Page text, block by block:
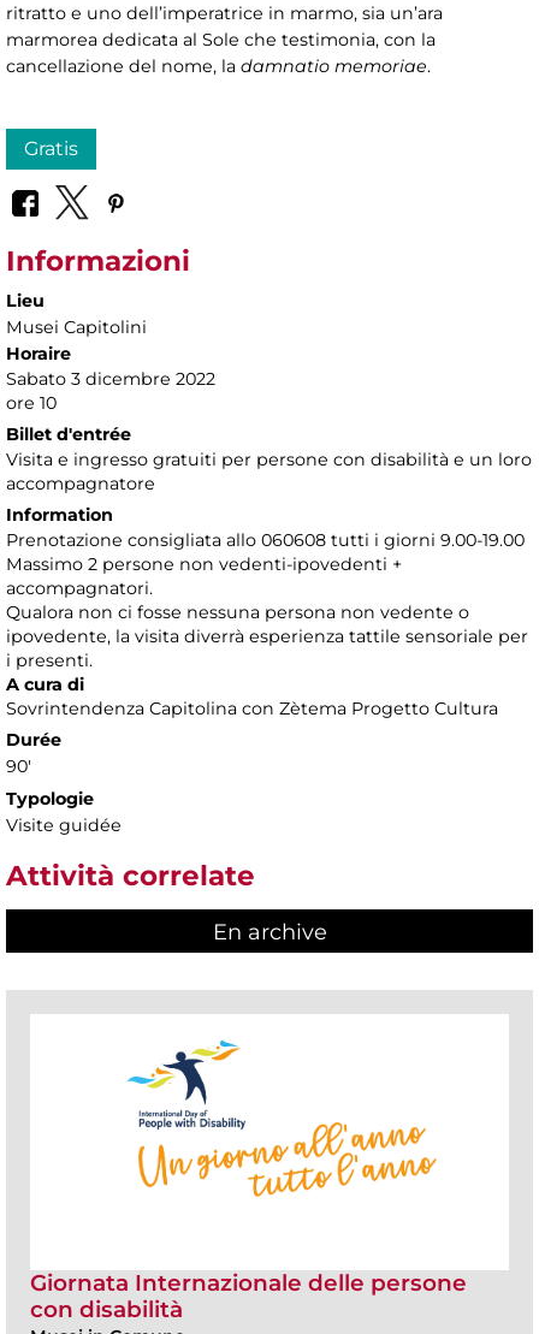
ritratto e uno dell’imperatrice in marmo, sia un’ara
marmorea dedicata al Sole che testimonia, con la
cancellazione del nome, la damnatio memoriae.
Gratis
Informazioni
Lieu
Musei Capitolini
Horaire
Sabato 3 dicembre 2022
ore 10
Billet d'entrée
Visita e ingresso gratuiti per persone con disabilità e un loro
accompagnatore
Information
Prenotazione consigliata allo 060608 tutti i giorni 9.00-19.00
Massimo 2 persone non vedenti-ipovedenti +
accompagnatori.
Qualora non ci fosse nessuna persona non vedente o
ipovedente, la visita diverrà esperienza tattile sensoriale per
i presenti.
A cura di
Sovrintendenza Capitolina con Zètema Progetto Cultura
Durée
90'
Typologie
Visite guidée
Attività correlate
En archive
Giornata Internazionale delle persone
con disabilità